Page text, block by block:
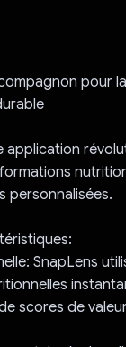
pour
application
personnalisées.
SnapLens
scores de